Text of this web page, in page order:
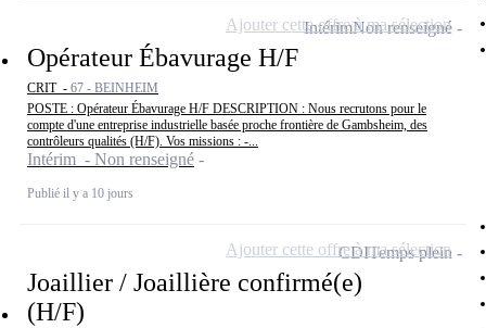
Opérateur Ébavurage H/F
CRIT - 67 - BEINHEIM
POSTE : Opérateur Ébavurage H/F DESCRIPTION : Nous recrutons pour le
compte d'une entreprise industrielle basée proche frontière de Gambsheim, des
contrôleurs qualités (H/F). Vos missions : -...
Intérim - Non renseigné
Publié il y a 10 jours
IntérimNon renseigné
Ajouter cette offre à ma sélection
Joaillier / Joaillière confirmé(e)
(H/F)
CDITemps plein
Ajouter cette offre à ma sélection